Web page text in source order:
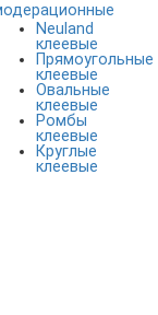
Neuland
клеевые
Прямоугольные
клеевые
Овальные
клеевые
Ромбы
клеевые
Круглые
клеевые